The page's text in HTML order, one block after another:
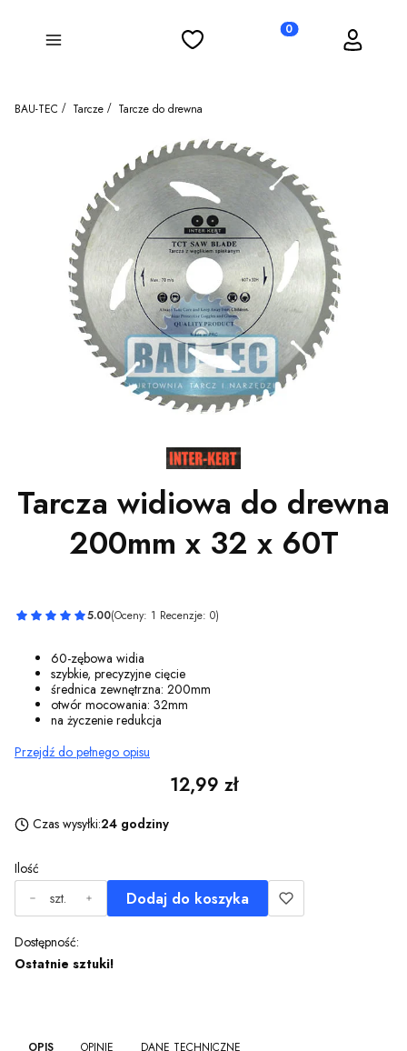
Menu Ulubione Produkty w koszyku:
Koszyk Zaloguj się
BAU-TEC Tarcze Tarcze do drewna
Tarcza widiowa do drewna
200mm x 32 x 60T
5.00(Oceny: 1 Recenzje: 0)
60-zębowa widia
szybkie, precyzyjne cięcie
średnica zewnętrzna: 200mm
otwór mocowania: 32mm
na życzenie redukcja
Przejdź do pełnego opisu
Cena
12,99 zł
Czas wysyłki:24 godziny
Ilość
szt.
Dodaj do koszyka
Dostępność:
Ostatnie sztuki!
OPIS OPINIE DANE TECHNICZNE